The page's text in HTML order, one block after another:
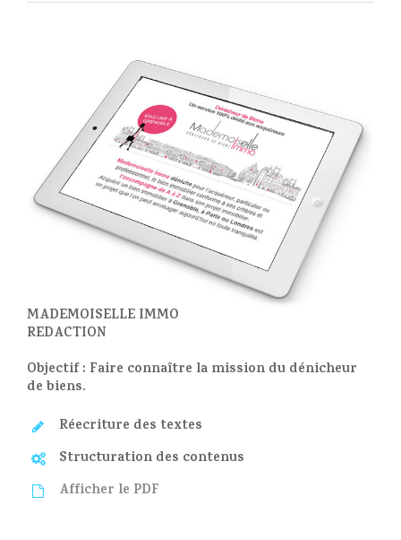
MADEMOISELLE IMMO
REDACTION
Objectif: Faire connaître la mission du dénicheur
de biens.
Réecriture des textes
Structuration des contenus
Afficher le PDF